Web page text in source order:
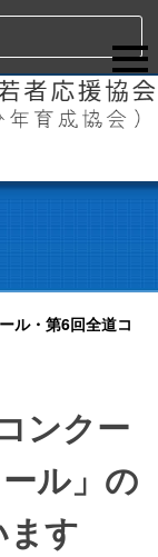
ル・第6回全道コ
ンクー
ル」の
す